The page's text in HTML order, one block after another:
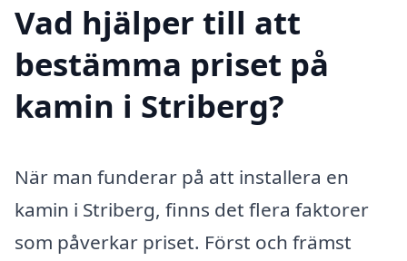
Vad hjälper till att
bestämma priset på
kamin i Striberg?
När man funderar på att installera en
kamin i Striberg, finns det flera faktorer
som påverkar priset. Först och främst